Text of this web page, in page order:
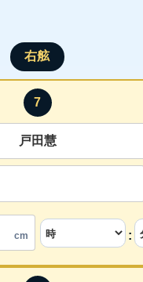
右舷
7
cm :